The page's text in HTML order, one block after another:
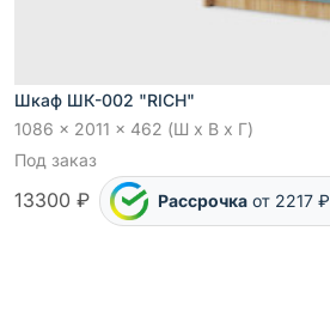
Шкаф ШК-002 "RICH"
1086 x 2011 x 462 (Ш x В x Г)
Под заказ
13300 ₽ Рассрочка от 2217 ₽